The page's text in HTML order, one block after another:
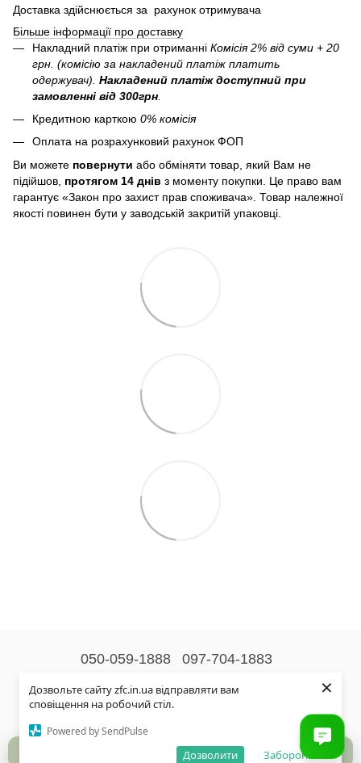
Дозвольте сайту zfc.in.ua відправляти вам
сповіщення на робочий стіл.
Powered by SendPulse
Заборонити
Дозволити
×
Доставка здійснюється за рахунок отримувача
Більше інформації про доставку
Накладний платіж при отриманні Комісія 2% від суми + 20
грн. (комісію за накладений платіж платить
одержувач). Накладений платіж доступний при
замовленні від 300грн
Кредитною карткою 0% комісія
Оплата на розрахунковий рахунок ФОП
Ви можете повернути або обміняти товар, який Вам не
підійшов, протягом 14 днів з моменту покупки. Це право вам
гарантує «Закон про захист прав споживача». Товар належної
якості повинен бути у заводській закритій упаковці.
050-059-1888 097-704-1883
Контактна інформація
© 2026